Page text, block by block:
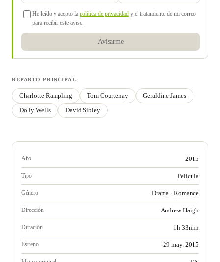
He leído y acepto la política de privacidad y el tratamiento de mi correo
para recibir este aviso.
Avisarme
REPARTO PRINCIPAL
Charlotte Rampling Tom Courtenay
Geraldine James
Dolly Wells
David Sibley
Año 2015
Tipo Película
Género Drama · Romance
Dirección Andrew Haigh
Duración 1h 33min
Estreno 29 may. 2015